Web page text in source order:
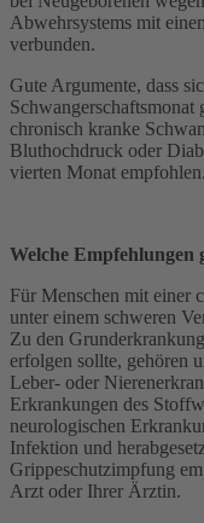
Abwehrsystems mit
verbunden.
Gute Argumente, dass
chronisch kranke
Bluthochdruck oder
vierten Monat empfohlen.
Welche Empfehlungen
Für Menschen mit einer
unter einem schweren
Zu den
erfolgen sollte, gehören
Leber- oder
Erkrankungen des
neurologischen
Infektion und
Grippeschutzimpfung
Arzt oder Ihrer Ärztin.